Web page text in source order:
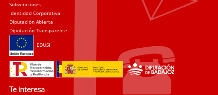
Subvenciones
Identidad Corporativa
Diputación Abierta
Diputación Transparente
EDUSI
Te interesa